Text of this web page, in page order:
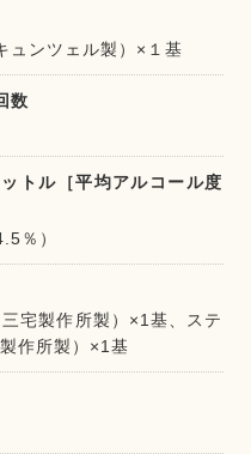
ュンツェル製）×１基
数
トル［平均アルコール度
％）
宅製作所製）×1基、ステ
作所製）×1基